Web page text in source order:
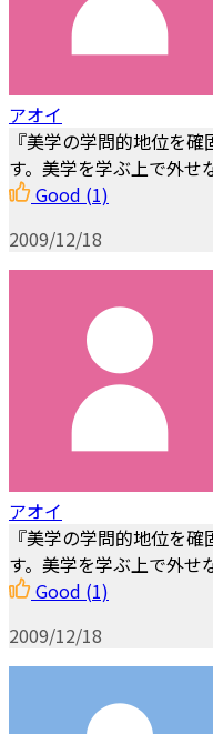
アオイ
『美学の学問的地位を
す。美学を学ぶ上で外せ
Good (1)
2009/12/18
アオイ
『美学の学問的地位を
す。美学を学ぶ上で外せ
Good (1)
2009/12/18